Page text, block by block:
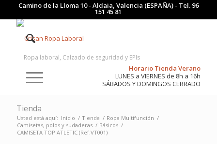
Camino de la Lloma 10 - Aldaia, Valencia (ESPAÑA) - Tel. 96
151 45 81
Ropa laboral, Calzado de seguridad y EPIs
Horario Tienda Verano
LUNES a VIERNES de 8h a 16h
SÁBADOS Y DOMINGOS CERRADO
Tienda
Usted está aquí: Inicio / Tienda / Ropa Multifunción /
Camisetas, polos y sudaderas / Básicos /
CAMISETA TOP ATLETIC (Ref.VT001)